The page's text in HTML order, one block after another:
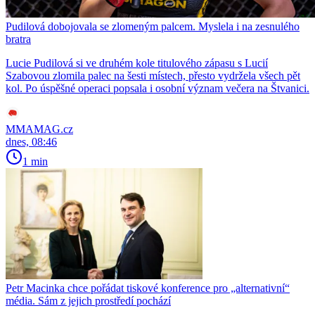
Pudilová dobojovala se zlomeným palcem. Myslela i na zesnulého
bratra
Lucie Pudilová si ve druhém kole titulového zápasu s Lucií
Szabovou zlomila palec na šesti místech, přesto vydržela všech pět
kol. Po úspěšné operaci popsala i osobní význam večera na Štvanici.
MMAMAG.cz
dnes, 08:46
1 min
Petr Macinka chce pořádat tiskové konference pro „alternativní“
média. Sám z jejich prostředí pochází